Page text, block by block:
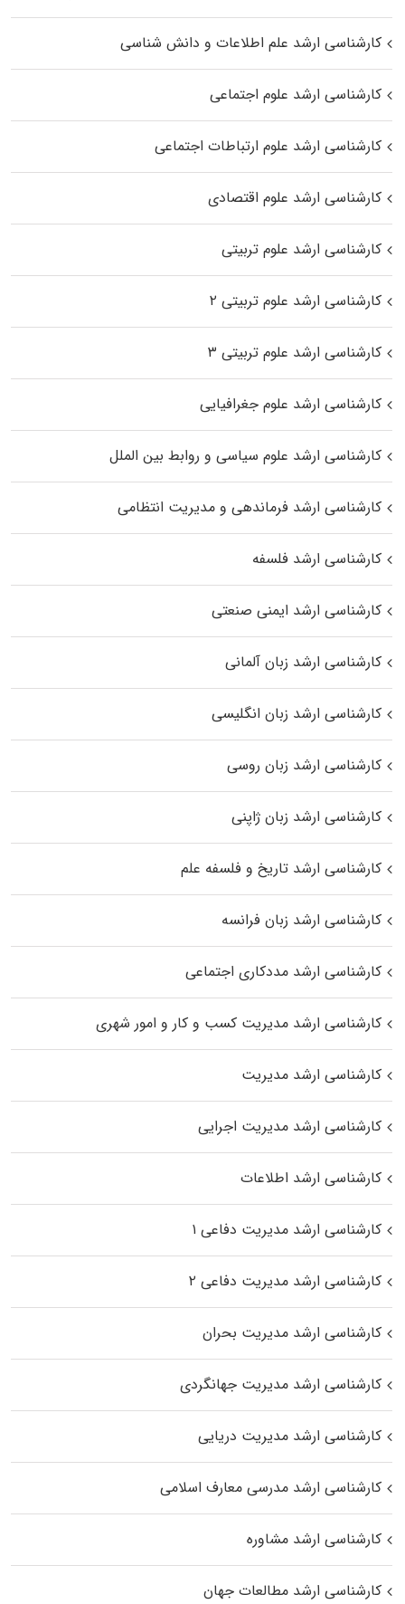
کارشناسی ارشد علم اطلاعات و دانش شناسی
کارشناسی ارشد علوم اجتماعی
کارشناسی ارشد علوم ارتباطات اجتماعی
کارشناسی ارشد علوم اقتصادی
کارشناسی ارشد علوم تربیتی
کارشناسی ارشد علوم تربیتی ۲
کارشناسی ارشد علوم تربیتی ۳
کارشناسی ارشد علوم جغرافیایی
کارشناسی ارشد علوم سیاسی و روابط بین الملل
کارشناسی ارشد فرماندهی و مدیریت انتظامی
کارشناسی ارشد فلسفه
کارشناسی ارشد ایمنی صنعتی
کارشناسی ارشد زبان آلمانی
کارشناسی ارشد زبان انگلیسی
کارشناسی ارشد زبان روسی
کارشناسی ارشد زبان ژاپنی
کارشناسی ارشد تاریخ و فلسفه علم
کارشناسی ارشد زبان فرانسه
کارشناسی ارشد مددکاری اجتماعی
کارشناسی ارشد مدیریت کسب و کار و امور شهری
کارشناسی ارشد مدیریت
کارشناسی ارشد مدیریت اجرایی
کارشناسی ارشد اطلاعات
کارشناسی ارشد مدیریت دفاعی ۱
کارشناسی ارشد مدیریت دفاعی ۲
کارشناسی ارشد مدیریت بحران
کارشناسی ارشد مدیریت جهانگردی
کارشناسی ارشد مدیریت دریایی
کارشناسی ارشد مدرسی معارف اسلامی
کارشناسی ارشد مشاوره
کارشناسی ارشد مطالعات جهان